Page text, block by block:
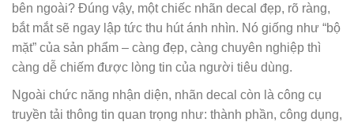
bên ngoài? Đúng vậy, một chiếc nhãn decal đẹp, rõ ràng,
bắt mắt sẽ ngay lập tức thu hút ánh nhìn. Nó giống như “bộ
mặt” của sản phẩm – càng đẹp, càng chuyên nghiệp thì
càng dễ chiếm được lòng tin của người tiêu dùng.
Ngoài chức năng nhận diện, nhãn decal còn là công cụ
truyền tải thông tin quan trọng như: thành phần, công dụng,